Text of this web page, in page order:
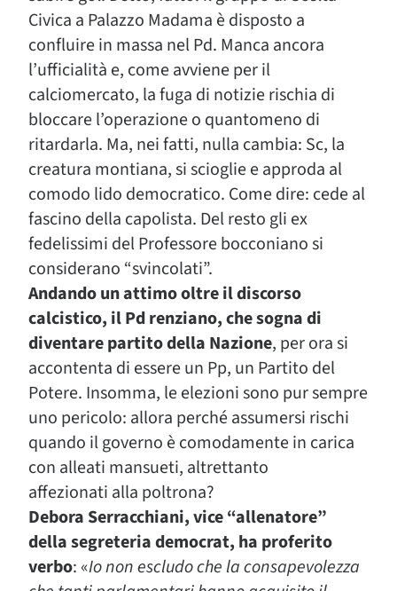
Civica a Palazzo Madama è disposto a
confluire in massa nel Pd. Manca ancora
l’ufficialità e, come avviene per il
calciomercato, la fuga di notizie rischia di
bloccare l’operazione o quantomeno di
ritardarla. Ma, nei fatti, nulla cambia: Sc, la
creatura montiana, si scioglie e approda al
comodo lido democratico. Come dire: cede al
fascino della capolista. Del resto gli ex
fedelissimi del Professore bocconiano si
considerano “svincolati”.
Andando un attimo oltre il discorso
calcistico, il Pd renziano, che sogna di
diventare partito della Nazione, per ora si
accontenta di essere un Pp, un Partito del
Potere. Insomma, le elezioni sono pur sempre
uno pericolo: allora perché assumersi rischi
quando il governo è comodamente in carica
con alleati mansueti, altrettanto
affezionati alla poltrona?
Debora Serracchiani, vice “allenatore”
della segreteria democrat, ha proferito
verbo: «Io non escludo che la consapevolezza